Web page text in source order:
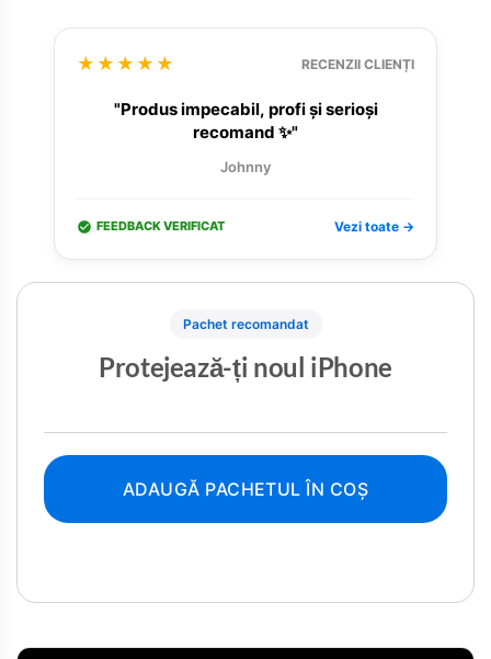
★★★★★ RECENZII CLIENȚI
"Produs impecabil, profi și serioși
recomand ✨"
Johnny
FEEDBACK VERIFICAT Vezi toate →
Pachet recomandat
Protejează-ți noul iPhone
ADAUGĂ PACHETUL ÎN COȘ